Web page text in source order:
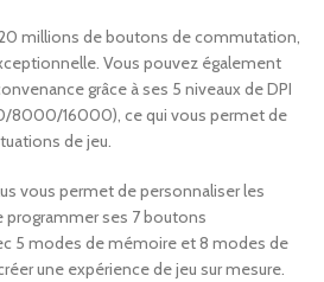
millions de boutons de commutation,
Vous pouvez également
grâce à ses 5 niveaux de DPI
16000), ce qui vous permet de
de jeu.
vous permet de personnaliser les
programmer ses 7 boutons
5 modes de mémoire et 8 modes de
une expérience de jeu sur mesure.